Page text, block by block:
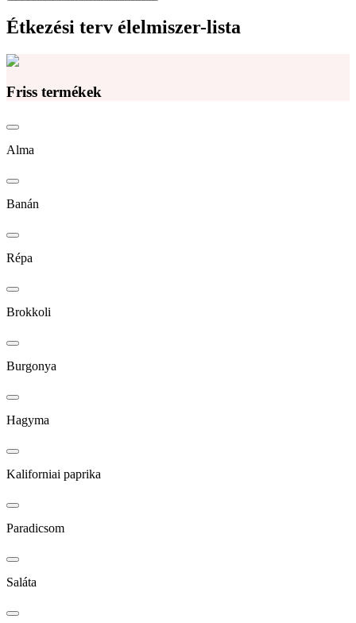
Étkezési terv élelmiszer-lista
Friss termékek
Alma
Banán
Répa
Brokkoli
Burgonya
Hagyma
Kaliforniai paprika
Paradicsom
Saláta